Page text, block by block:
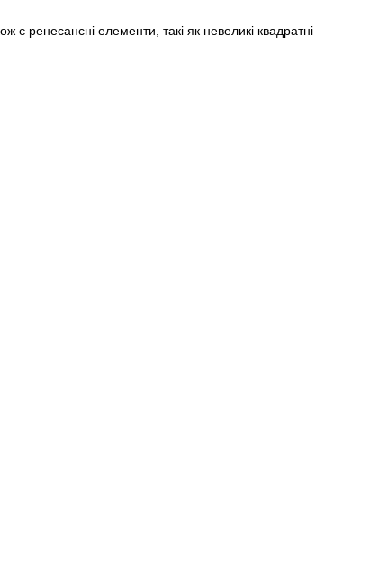
є ренесансні елементи, такі як невеликі квадратні